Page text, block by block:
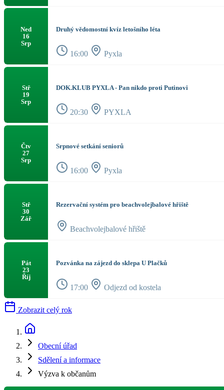
Ned
16
Srp
Druhý vědomostní kvíz letošního léta
16:00 Pyxla
Stř
19
Srp
DOK.KLUB PYXLA - Pan nikdo proti Putinovi
20:30 PYXLA
Čtv
27
Srp
Srpnové setkání seniorů
16:00 Pyxla
Stř
30
Zář
Rezervační systém pro beachvolejbalové hřiště
Beachvolejbalové hřiště
Pát
23
Říj
Pozvánka na zájezd do sklepa U Plačků
17:00 Odjezd od kostela
Zobrazit celý rok
Obecní úřad
Sdělení a informace
Výzva k občanům